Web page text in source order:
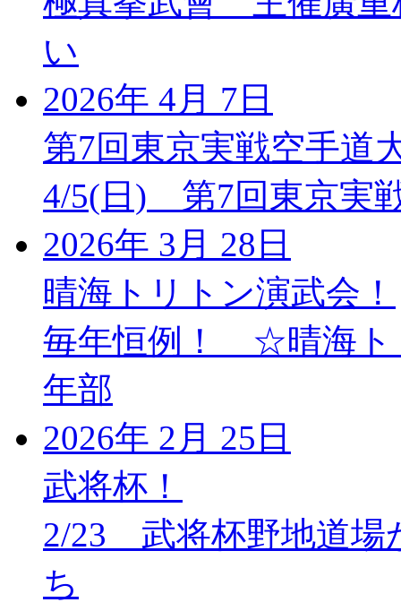
い
2026年 4月 7日
第7回東京実戦空手道
4/5(日) 第7回東京実
2026年 3月 28日
晴海トリトン演武会！
毎年恒例！ ☆晴海ト
年部
2026年 2月 25日
武将杯！
2/23 武将杯野地道場
ち